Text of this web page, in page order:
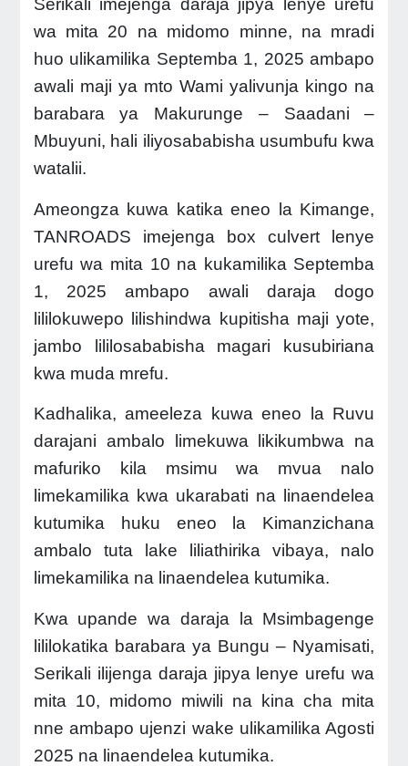
Serikali imejenga daraja jipya lenye urefu
wa mita 20 na midomo minne, na mradi
huo ulikamilika Septemba 1, 2025 ambapo
awali maji ya mto Wami yalivunja kingo na
barabara ya Makurunge – Saadani –
Mbuyuni, hali iliyosababisha usumbufu kwa
watalii.
Ameongza kuwa katika eneo la Kimange,
TANROADS imejenga box culvert lenye
urefu wa mita 10 na kukamilika Septemba
1, 2025 ambapo awali daraja dogo
lililokuwepo lilishindwa kupitisha maji yote,
jambo lililosababisha magari kusubiriana
kwa muda mrefu.
Kadhalika, ameeleza kuwa eneo la Ruvu
darajani ambalo limekuwa likikumbwa na
mafuriko kila msimu wa mvua nalo
limekamilika kwa ukarabati na linaendelea
kutumika huku eneo la Kimanzichana
ambalo tuta lake liliathirika vibaya, nalo
limekamilika na linaendelea kutumika.
Kwa upande wa daraja la Msimbagenge
lililokatika barabara ya Bungu – Nyamisati,
Serikali ilijenga daraja jipya lenye urefu wa
mita 10, midomo miwili na kina cha mita
nne ambapo ujenzi wake ulikamilika Agosti
2025 na linaendelea kutumika.